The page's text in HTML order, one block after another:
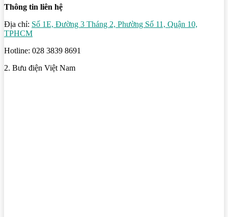
Thông tin liên hệ
Địa chỉ: Số 1E, Đường 3 Tháng 2, Phường Số 11, Quận 10,
TPHCM
Hotline: 028 3839 8691
2. Bưu điện Việt Nam